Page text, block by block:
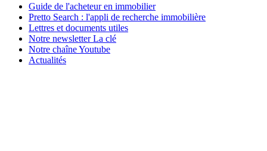
Guide de l'acheteur en immobilier
Pretto Search : l'appli de recherche immobilière
Lettres et documents utiles
Notre newsletter La clé
Notre chaîne Youtube
Actualités